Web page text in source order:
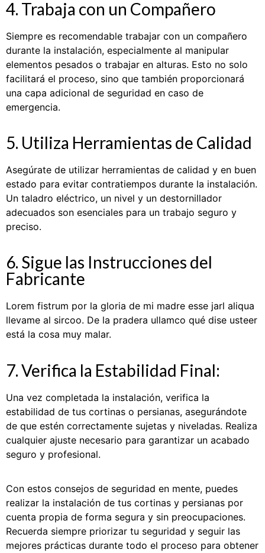
4. Trabaja con un Compañero
Siempre es recomendable trabajar con un compañero
durante la instalación, especialmente al manipular
elementos pesados o trabajar en alturas. Esto no solo
facilitará el proceso, sino que también proporcionará
una capa adicional de seguridad en caso de
emergencia.
5. Utiliza Herramientas de Calidad
Asegúrate de utilizar herramientas de calidad y en buen
estado para evitar contratiempos durante la instalación.
Un taladro eléctrico, un nivel y un destornillador
adecuados son esenciales para un trabajo seguro y
preciso.
6. Sigue las Instrucciones del
Fabricante
Lorem fistrum por la gloria de mi madre esse jarl aliqua
llevame al sircoo. De la pradera ullamco qué dise usteer
está la cosa muy malar.
7. Verifica la Estabilidad Final:
Una vez completada la instalación, verifica la
estabilidad de tus cortinas o persianas, asegurándote
de que estén correctamente sujetas y niveladas. Realiza
cualquier ajuste necesario para garantizar un acabado
seguro y profesional.
Con estos consejos de seguridad en mente, puedes
realizar la instalación de tus cortinas y persianas por
cuenta propia de forma segura y sin preocupaciones.
Recuerda siempre priorizar tu seguridad y seguir las
mejores prácticas durante todo el proceso para obtener